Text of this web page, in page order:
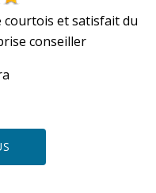
courtois et satisfait du
conseiller